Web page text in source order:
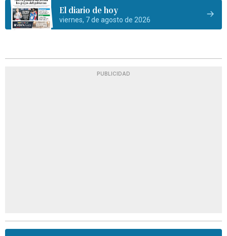
El diario de hoy
viernes, 7 de agosto de 2026
PUBLICIDAD